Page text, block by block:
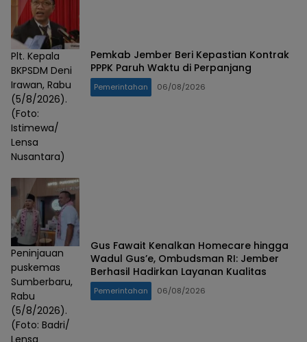
Plt. Kepala
BKPSDM Deni
Irawan, Rabu
(5/8/2026).
(Foto:
Istimewa/
Lensa
Nusantara)
Pemkab Jember Beri Kepastian Kontrak
PPPK Paruh Waktu di Perpanjang
Pemerintahan 06/08/2026
Peninjauan
puskemas
Sumberbaru,
Rabu
(5/8/2026).
(Foto: Badri/
Lensa
Gus Fawait Kenalkan Homecare hingga
Wadul Gus’e, Ombudsman RI: Jember
Berhasil Hadirkan Layanan Kualitas
Pemerintahan 06/08/2026